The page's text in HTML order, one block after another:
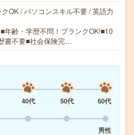
OK / パソコンスキル不要 / 英語力
年齢・学歴不問！ブランクOK!■10
書不要■社会保険完…
40代 50代
60代
男性